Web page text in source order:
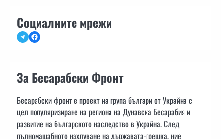
Социалните мрежи
TelegramFacebook
За Бесарабски Фронт
Бесарабски фронт е проект на група българи от Украйна с
цел популяризиране на региона на Дунавска Бесарабия и
развитие на българското наследство в Украйна. След
пълномащабното нахлуване на държавата-грешка, ние